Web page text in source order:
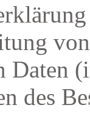
Daten
des